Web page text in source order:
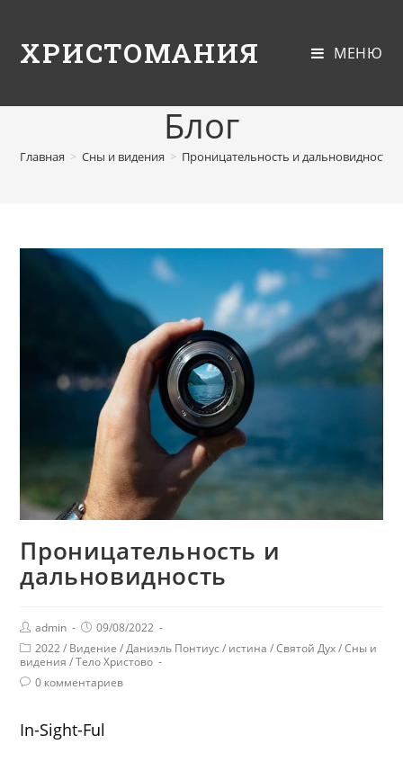
ХРИСТОМАНИЯ МЕНЮ
Блог
Главная > Сны и видения > Проницательность и дальновидность
Проницательность и
дальновидность
admin
09/08/2022
2022 / Видение / Даниэль Понтиус / истина / Святой Дух / Сны и
видения / Тело Христово
0 комментариев
In-Sight-Ful